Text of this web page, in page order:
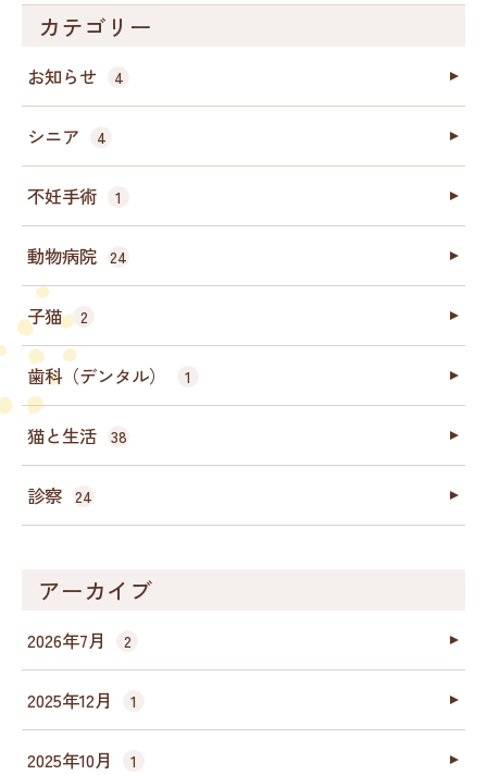
カテゴリー
お知らせ 4
シニア 4
不妊手術 1
動物病院 24
子猫 2
歯科（デンタル） 1
猫と生活 38
診察 24
アーカイブ
2026年7月 2
2025年12月 1
2025年10月 1